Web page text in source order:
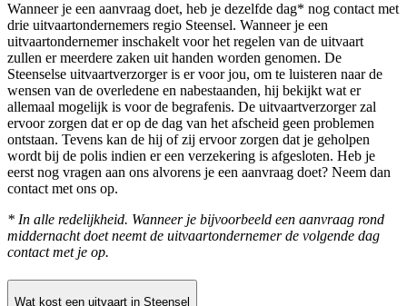
Wanneer je een aanvraag doet, heb je dezelfde dag* nog contact met
drie uitvaartondernemers regio Steensel. Wanneer je een
uitvaartondernemer inschakelt voor het regelen van de uitvaart
zullen er meerdere zaken uit handen worden genomen. De
Steenselse uitvaartverzorger is er voor jou, om te luisteren naar de
wensen van de overledene en nabestaanden, hij bekijkt wat er
allemaal mogelijk is voor de begrafenis. De uitvaartverzorger zal
ervoor zorgen dat er op de dag van het afscheid geen problemen
ontstaan. Tevens kan de hij of zij ervoor zorgen dat je geholpen
wordt bij de polis indien er een verzekering is afgesloten. Heb je
eerst nog vragen aan ons alvorens je een aanvraag doet? Neem dan
contact met ons op.
* In alle redelijkheid. Wanneer je bijvoorbeeld een aanvraag rond
middernacht doet neemt de uitvaartondernemer de volgende dag
contact met je op.
Wat kost een uitvaart in Steensel